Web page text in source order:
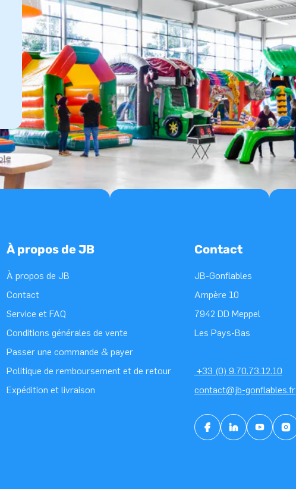
À propos de JB
À propos de JB
Contact
Service et FAQ
Conditions générales de vente
Passer une commande & payer
Politique de remboursement et de retour
Expédition et livraison
Contact
JB-Gonflables
Ampère 10
7942 DD Meppel
Les Pays-Bas
+33 (0) 9.70.73.12.10
contact@jb-gonflables.fr